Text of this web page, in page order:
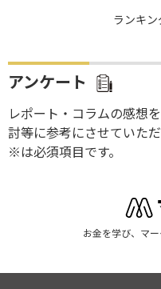
ランキン
アンケート
レポート・コラムの感想
討等に参考にさせていただ
※は必須項目です。
お金を学び、マ